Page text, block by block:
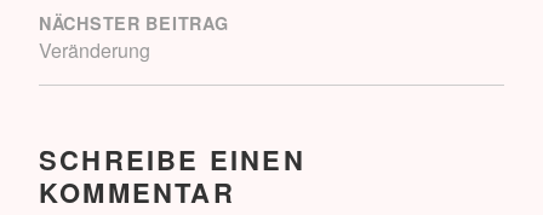
NÄCHSTER BEITRAG
Veränderung
SCHREIBE EINEN
KOMMENTAR